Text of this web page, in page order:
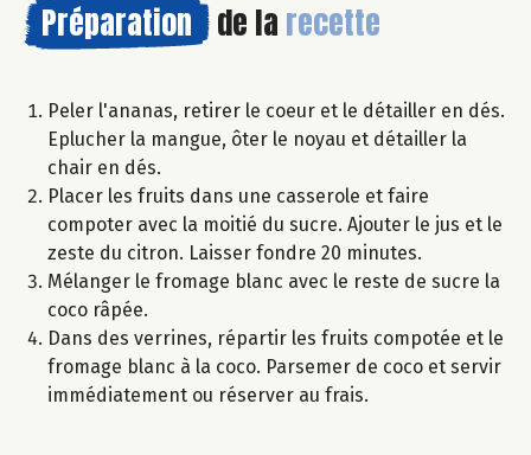
Préparation de la recette
Peler l'ananas, retirer le coeur et le détailler en dés.
Eplucher la mangue, ôter le noyau et détailler la
chair en dés.
Placer les fruits dans une casserole et faire
compoter avec la moitié du sucre. Ajouter le jus et le
zeste du citron. Laisser fondre 20 minutes.
Mélanger le fromage blanc avec le reste de sucre la
coco râpée.
Dans des verrines, répartir les fruits compotée et le
fromage blanc à la coco. Parsemer de coco et servir
immédiatement ou réserver au frais.